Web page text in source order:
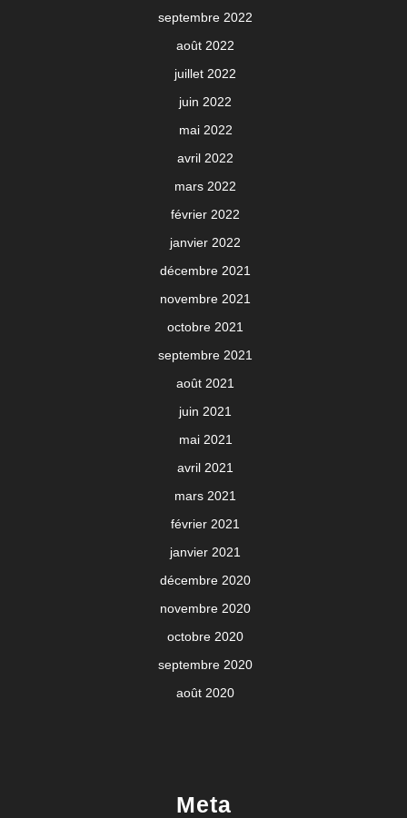
septembre 2022
août 2022
juillet 2022
juin 2022
mai 2022
avril 2022
mars 2022
février 2022
janvier 2022
décembre 2021
novembre 2021
octobre 2021
septembre 2021
août 2021
juin 2021
mai 2021
avril 2021
mars 2021
février 2021
janvier 2021
décembre 2020
novembre 2020
octobre 2020
septembre 2020
août 2020
Meta